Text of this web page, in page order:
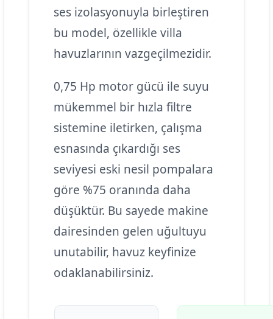
ses izolasyonuyla birleştiren
bu model, özellikle villa
havuzlarının vazgeçilmezidir.
0,75 Hp motor gücü ile suyu
mükemmel bir hızla filtre
sistemine iletirken, çalışma
esnasında çıkardığı ses
seviyesi eski nesil pompalara
göre %75 oranında daha
düşüktür. Bu sayede makine
dairesinden gelen uğultuyu
unutabilir, havuz keyfinize
odaklanabilirsiniz.